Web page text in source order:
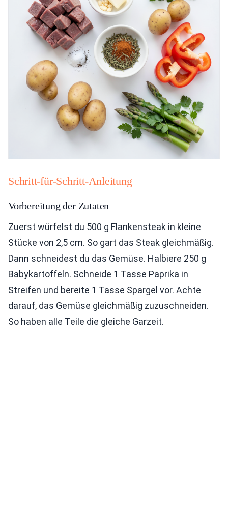
Schritt-für-Schritt-Anleitung
Vorbereitung der Zutaten
Zuerst würfelst du 500 g Flankensteak in kleine
Stücke von 2,5 cm. So gart das Steak gleichmäßig.
Dann schneidest du das Gemüse. Halbiere 250 g
Babykartoffeln. Schneide 1 Tasse Paprika in
Streifen und bereite 1 Tasse Spargel vor. Achte
darauf, das Gemüse gleichmäßig zuzuschneiden.
So haben alle Teile die gleiche Garzeit.